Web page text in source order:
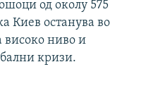
од околу 575
Киев останува во
високо ниво и
кризи.